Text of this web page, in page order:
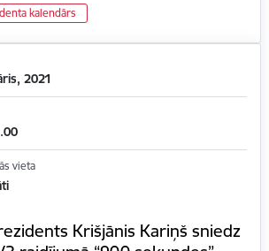
kalendārs
2021
vieta
Krišjānis Kariņš sniedz